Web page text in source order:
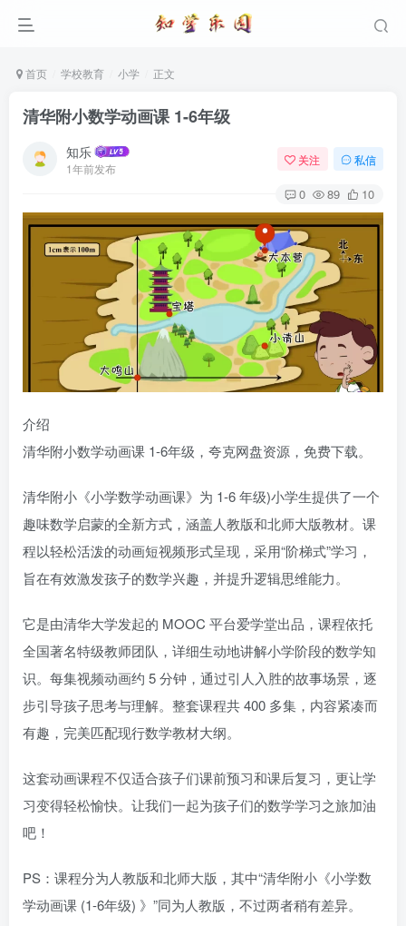
首页 学校教育 小学 正文
清华附小数学动画课 1-6年级
知乐
1年前发布
关注 私信
0 89 10
介绍
清华附小数学动画课 1-6年级，夸克网盘资源，免费下载。
清华附小《小学数学动画课》为 1-6 年级)小学生提供了一个
趣味数学启蒙的全新方式，涵盖人教版和北师大版教材。课
程以轻松活泼的动画短视频形式呈现，采用“阶梯式”学习，
旨在有效激发孩子的数学兴趣，并提升逻辑思维能力。
它是由清华大学发起的 MOOC 平台爱学堂出品，课程依托
全国著名特级教师团队，详细生动地讲解小学阶段的数学知
识。每集视频动画约 5 分钟，通过引人入胜的故事场景，逐
步引导孩子思考与理解。整套课程共 400 多集，内容紧凑而
有趣，完美匹配现行数学教材大纲。
这套动画课程不仅适合孩子们课前预习和课后复习，更让学
习变得轻松愉快。让我们一起为孩子们的数学学习之旅加油
吧！
PS：课程分为人教版和北师大版，其中“清华附小《小学数
学动画课 (1-6年级) 》”同为人教版，不过两者稍有差异。